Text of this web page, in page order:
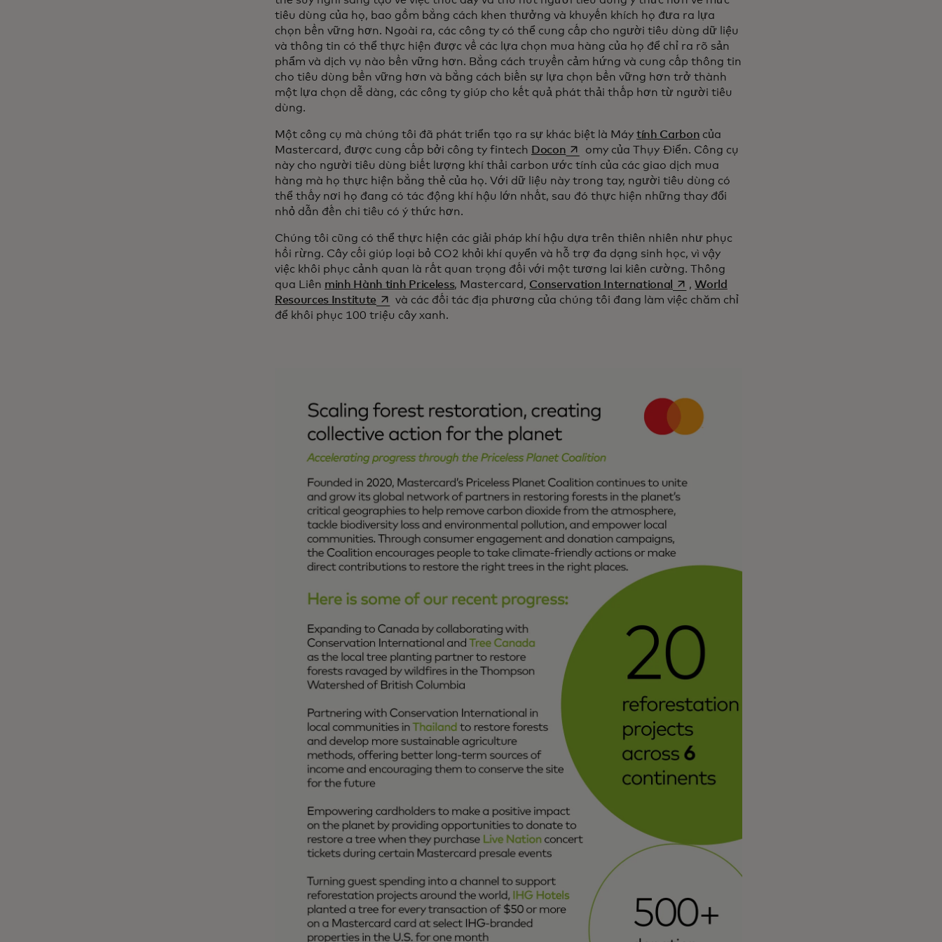
tiêu dùng của họ, bao gồm bằng cách khen thưởng và khuyến khích họ đưa ra lựa
chọn bền vững hơn. Ngoài ra, các công ty có thể cung cấp cho người tiêu dùng dữ liệu
và thông tin có thể thực hiện được về các lựa chọn mua hàng của họ để chỉ ra rõ sản
phẩm và dịch vụ nào bền vững hơn. Bằng cách truyền cảm hứng và cung cấp thông tin
cho tiêu dùng bền vững hơn và bằng cách biến sự lựa chọn bền vững hơn trở thành
một lựa chọn dễ dàng, các công ty giúp cho kết quả phát thải thấp hơn từ người tiêu
dùng.
Một công cụ mà chúng tôi đã phát triển tạo ra sự khác biệt là Máy tính Carbon của
Mastercard, được cung cấp bởi công ty fintech Doconopens in a new tab
omy của Thụy Điển. Công cụ
này cho người tiêu dùng biết lượng khí thải carbon ước tính của các giao dịch mua
hàng mà họ thực hiện bằng thẻ của họ. Với dữ liệu này trong tay, người tiêu dùng có
thể thấy nơi họ đang có tác động khí hậu lớn nhất, sau đó thực hiện những thay đổi
nhỏ dẫn đến chi tiêu có ý thức hơn.
Chúng tôi cũng có thể thực hiện các giải pháp khí hậu dựa trên thiên nhiên như phục
hồi rừng. Cây cối giúp loại bỏ CO2 khỏi khí quyển và hỗ trợ đa dạng sinh học, vì vậy
việc khôi phục cảnh quan là rất quan trọng đối với một tương lai kiên cường. Thông
qua Liên minh Hành tinh Priceless, Mastercard, Conservation International opens in a new tab
,World
Resources Instituteopens in a new tab
và các đối tác địa phương của chúng tôi đang làm việc chăm chỉ
để khôi phục 100 triệu cây xanh.